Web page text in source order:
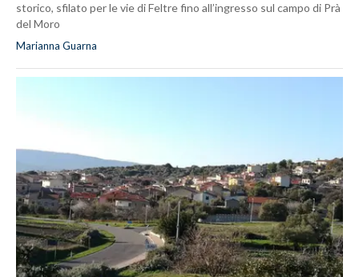
storico, sfilato per le vie di Feltre fino all’ingresso sul campo di Prà
del Moro
Marianna Guarna